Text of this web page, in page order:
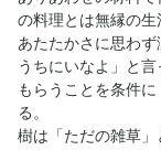
の料理とは無縁の生
あたたかさに思わ
うちにいなよ」と
もらうことを条件
る。
樹は「ただの雑草